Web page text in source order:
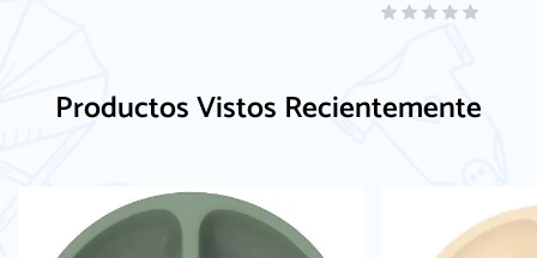
Productos Vistos Recientemente